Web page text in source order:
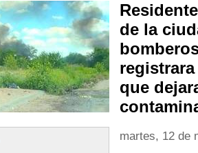
de la
que
martes, 12 de